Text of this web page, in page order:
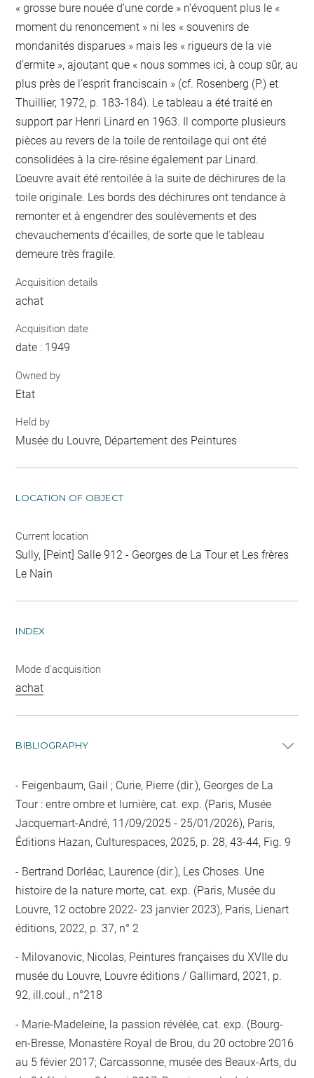
« grosse bure nouée d’une corde » n’évoquent plus le «
moment du renoncement » ni les « souvenirs de
mondanités disparues » mais les « rigueurs de la vie
d’ermite », ajoutant que « nous sommes ici, à coup sûr, au
plus près de l’esprit franciscain » (cf. Rosenberg (P.) et
Thuillier, 1972, p. 183-184). Le tableau a été traité en
support par Henri Linard en 1963. Il comporte plusieurs
pièces au revers de la toile de rentoilage qui ont été
consolidées à la cire-résine également par Linard.
L’oeuvre avait été rentoilée à la suite de déchirures de la
toile originale. Les bords des déchirures ont tendance à
remonter et à engendrer des soulèvements et des
chevauchements d’écailles, de sorte que le tableau
demeure très fragile.
Acquisition details
achat
Acquisition date
date : 1949
Owned by
Etat
Held by
Musée du Louvre, Département des Peintures
LOCATION OF OBJECT
Current location
Sully, [Peint] Salle 912 - Georges de La Tour et Les frères
Le Nain
INDEX
Mode d'acquisition
achat
BIBLIOGRAPHY
Feigenbaum, Gail ; Curie, Pierre (dir.), Georges de La
Tour : entre ombre et lumière, cat. exp. (Paris, Musée
Jacquemart-André, 11/09/2025 - 25/01/2026), Paris,
Éditions Hazan, Culturespaces, 2025, p. 28, 43-44, Fig. 9
Bertrand Dorléac, Laurence (dir.), Les Choses. Une
histoire de la nature morte, cat. exp. (Paris, Musée du
Louvre, 12 octobre 2022- 23 janvier 2023), Paris, Lienart
éditions, 2022, p. 37, n° 2
Milovanovic, Nicolas, Peintures françaises du XVIIe du
musée du Louvre, Louvre éditions / Gallimard, 2021, p.
92, ill.coul., n°218
Marie-Madeleine, la passion révélée, cat. exp. (Bourg-
en-Bresse, Monastère Royal de Brou, du 20 octobre 2016
au 5 févier 2017; Carcassonne, musée des Beaux-Arts, du